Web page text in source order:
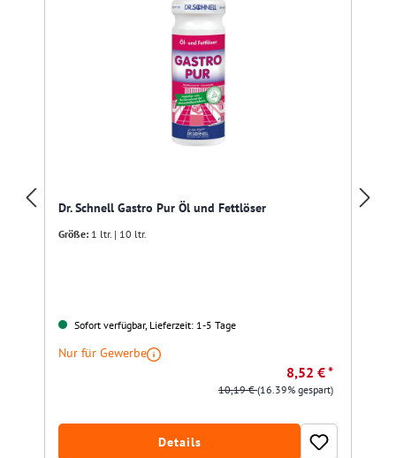
Dr. Schnell Gastro Pur Öl und Fettlöser
Größe: 1 ltr. | 10 ltr.
Sofort verfügbar, Lieferzeit: 1-5 Tage
Nur für Gewerbe
8,52 € *
10,19 €(16.39% gespart)
Details